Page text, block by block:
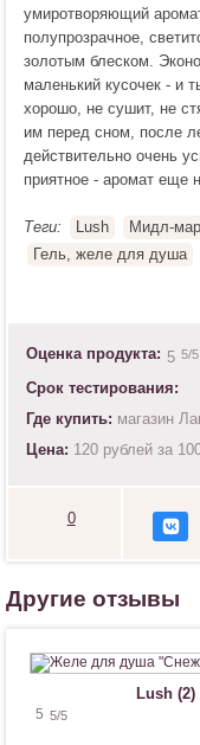
умиротворяющий
полупрозрачное,
золотым блеском.
маленький кусочек - и
хорошо, не сушит, не
им перед сном, после
действительно очень
приятное - аромат еще
Теги: Lush Мидл-
Гель, желе для душа
Оценка продукта: 5 5/5
Срок тестирования:
Где купить: магазин
Цена: 120 рублей за
0
в
и
Другие отзывы
Lush (2)
5 5/5